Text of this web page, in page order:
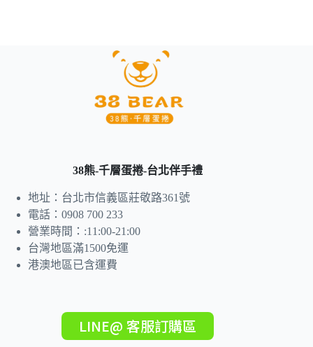
38熊-千層蛋捲-台北伴手禮
地址：台北市信義區莊敬路361號
電話：0908 700 233
營業時間：:11:00-21:00
台灣地區滿1500免運
港澳地區已含運費
LINE@ 客服訂購區